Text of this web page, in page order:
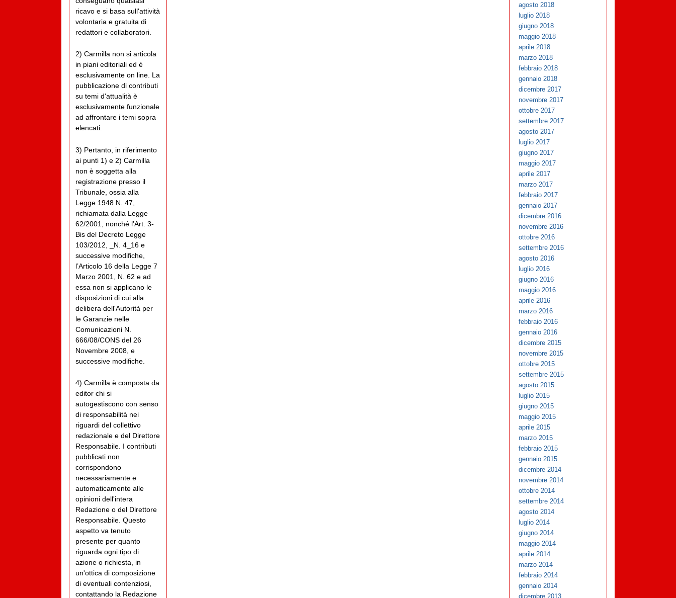
ricavo e si basa sull'attività
volontaria e gratuita di
redattori e collaboratori.
2) Carmilla non si articola
in piani editoriali ed è
esclusivamente on line. La
pubblicazione di contributi
su temi d'attualità è
esclusivamente funzionale
ad affrontare i temi sopra
elencati.
3) Pertanto, in riferimento
ai punti 1) e 2) Carmilla
non è soggetta alla
registrazione presso il
Tribunale, ossia alla
Legge 1948 N. 47,
richiamata dalla Legge
62/2001, nonché l’Art. 3-
Bis del Decreto Legge
103/2012, _N. 4_16 e
successive modifiche,
l’Articolo 16 della Legge 7
Marzo 2001, N. 62 e ad
essa non si applicano le
disposizioni di cui alla
delibera dell'Autorità per
le Garanzie nelle
Comunicazioni N.
666/08/CONS del 26
Novembre 2008, e
successive modifiche.
4) Carmilla è composta da
editor chi si
autogestiscono con senso
di responsabilità nei
riguardi del collettivo
redazionale e del Direttore
Responsabile. I contributi
pubblicati non
corrispondono
necessariamente e
automaticamente alle
opinioni dell'intera
Redazione o del Direttore
Responsabile. Questo
aspetto va tenuto
presente per quanto
riguarda ogni tipo di
azione o richiesta, in
un'ottica di composizione
di eventuali contenziosi,
contattando la Redazione
agosto 2018
luglio 2018
giugno 2018
maggio 2018
aprile 2018
marzo 2018
febbraio 2018
gennaio 2018
dicembre 2017
novembre 2017
ottobre 2017
settembre 2017
agosto 2017
luglio 2017
giugno 2017
maggio 2017
aprile 2017
marzo 2017
febbraio 2017
gennaio 2017
dicembre 2016
novembre 2016
ottobre 2016
settembre 2016
agosto 2016
luglio 2016
giugno 2016
maggio 2016
aprile 2016
marzo 2016
febbraio 2016
gennaio 2016
dicembre 2015
novembre 2015
ottobre 2015
settembre 2015
agosto 2015
luglio 2015
giugno 2015
maggio 2015
aprile 2015
marzo 2015
febbraio 2015
gennaio 2015
dicembre 2014
novembre 2014
ottobre 2014
settembre 2014
agosto 2014
luglio 2014
giugno 2014
maggio 2014
aprile 2014
marzo 2014
febbraio 2014
gennaio 2014
dicembre 2013